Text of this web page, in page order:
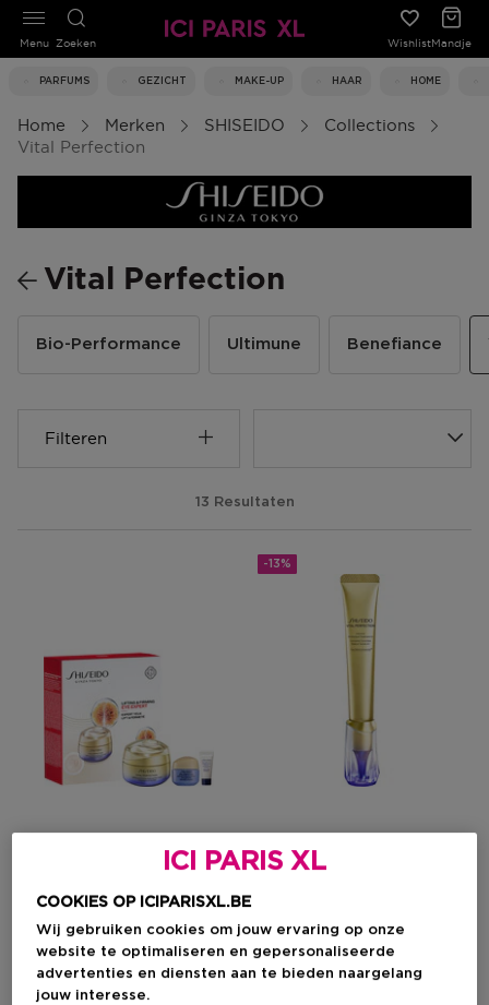
Zoeken WishlistMandje
PARFUMS GEZICHT MAKE-UP HAAR HOME
Menu
Home Merken SHISEIDO
Collections
Vital Perfection
Vital Perfection
Bio-Performance Ultimune Benefiance
Filteren
13 Resultaten
Vital Perfection
Lifting & Firming Eye Expert
-13%
SHISEIDO
Intensive Wrinklespot
Treatment A+
ICI PARIS XL
COOKIES OP ICIPARISXL.BE
Wij gebruiken cookies om jouw ervaring op onze
website te optimaliseren en gepersonaliseerde
advertenties en diensten aan te bieden naargelang
jouw interesse.